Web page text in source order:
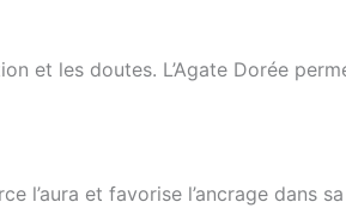
et les doutes. L’Agate Dorée
l’aura et favorise l’ancrage dans